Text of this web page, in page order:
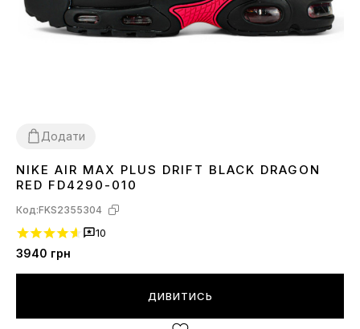
Додати
42
NIKE AIR MAX PLUS DRIFT BLACK DRAGON
RED FD4290-010
Код:FKS2355304
10
3940 грн
ДИВИТИСЬ